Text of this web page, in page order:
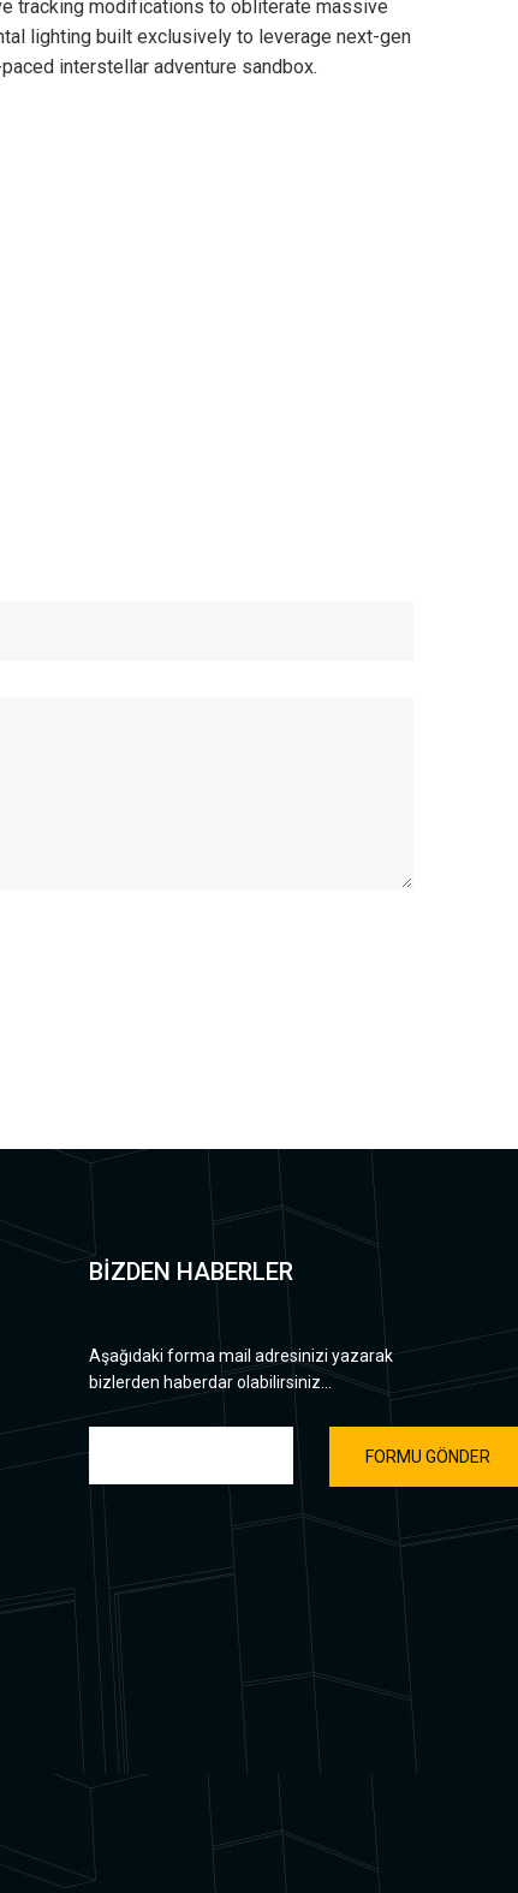
tracking modifications to obliterate massive
lighting built exclusively to leverage next-gen
interstellar adventure sandbox.
BİZDEN HABERLER
Aşağıdaki forma mail adresinizi yazarak
bizlerden haberdar olabilirsiniz...